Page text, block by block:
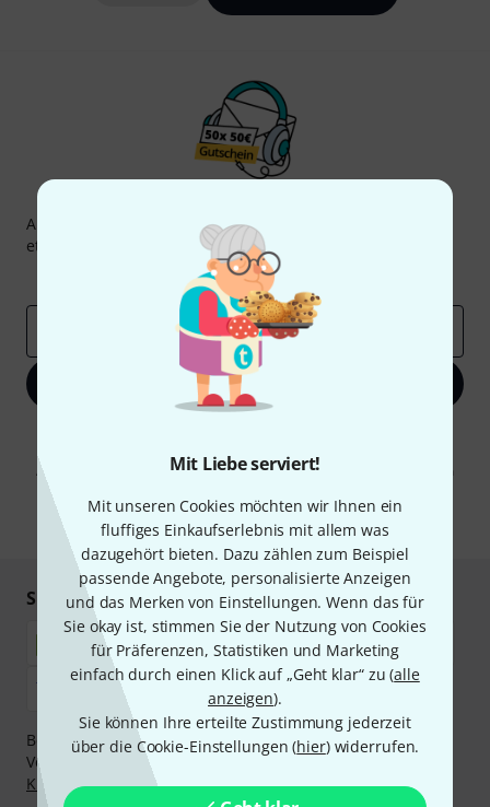
Mit Liebe serviert!
Mit unseren Cookies möchten wir Ihnen ein
fluffiges Einkaufserlebnis mit allem was
dazugehört bieten. Dazu zählen zum Beispiel
passende Angebote, personalisierte Anzeigen
und das Merken von Einstellungen. Wenn das für
Sie okay ist, stimmen Sie der Nutzung von Cookies
für Präferenzen, Statistiken und Marketing
einfach durch einen Klick auf „Geht klar“ zu (alle
anzeigen).
Sie können Ihre erteilte Zustimmung jederzeit
über die Cookie-Einstellungen (hier) widerrufen.
Abonniere den Thomann Newsletter und gewinne mit
etwas Glück einen von
50 Gutscheinen
Inspirierende Beiträge
Deals
Jetzt anmelden
Werbung und einer Messung des E-Mail-Nutzungsverhaltens zu. Die
Abmeldung ist jederzeit möglich. Weitere Informationen finden Sie in
* Pflichtfeld
Sicher einkaufen & bezahlen
Bezahlen Sie vertraulich und sicher per Nachnahme,
Vorkasse, PayPal, Amazon Pay,
Klarna Sofort bezahlen
Klarna Ratenzahlungoder Kreditkarte.